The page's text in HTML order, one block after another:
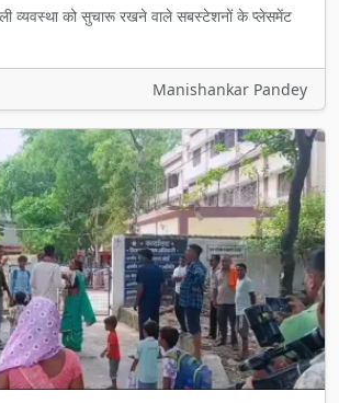
व्यवस्था को सुचारू रखने वाले सबस्टेशनों के प्लेसमेंट
Manishankar Pandey